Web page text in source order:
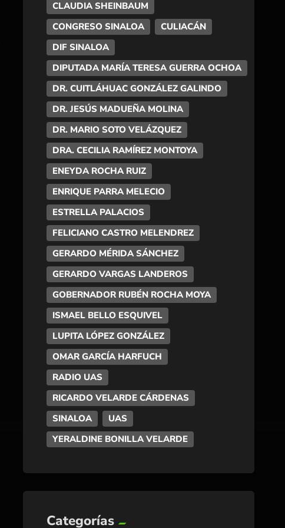
CLAUDIA SHEINBAUM
CONGRESO SINALOA
CULIACÁN
DIF SINALOA
DIPUTADA MARÍA TERESA GUERRA OCHOA
DR. CUITLÁHUAC GONZÁLEZ GALINDO
DR. JESÚS MADUEÑA MOLINA
DR. MARIO SOTO VELÁZQUEZ
DRA. CECILIA RAMÍREZ MONTOYA
ENEYDA ROCHA RUIZ
ENRIQUE PARRA MELECIO
ESTRELLA PALACIOS
FELICIANO CASTRO MELENDREZ
GERARDO MÉRIDA SÁNCHEZ
GERARDO VARGAS LANDEROS
GOBERNADOR RUBÉN ROCHA MOYA
ISMAEL BELLO ESQUIVEL
LUPITA LÓPEZ GONZÁLEZ
OMAR GARCÍA HARFUCH
RADIO UAS
RICARDO VELARDE CÁRDENAS
SINALOA
UAS
YERALDINE BONILLA VELARDE
Categorías